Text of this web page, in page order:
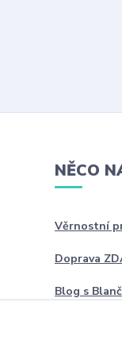
NĚCO
Věrnostní
Doprava
Blog s